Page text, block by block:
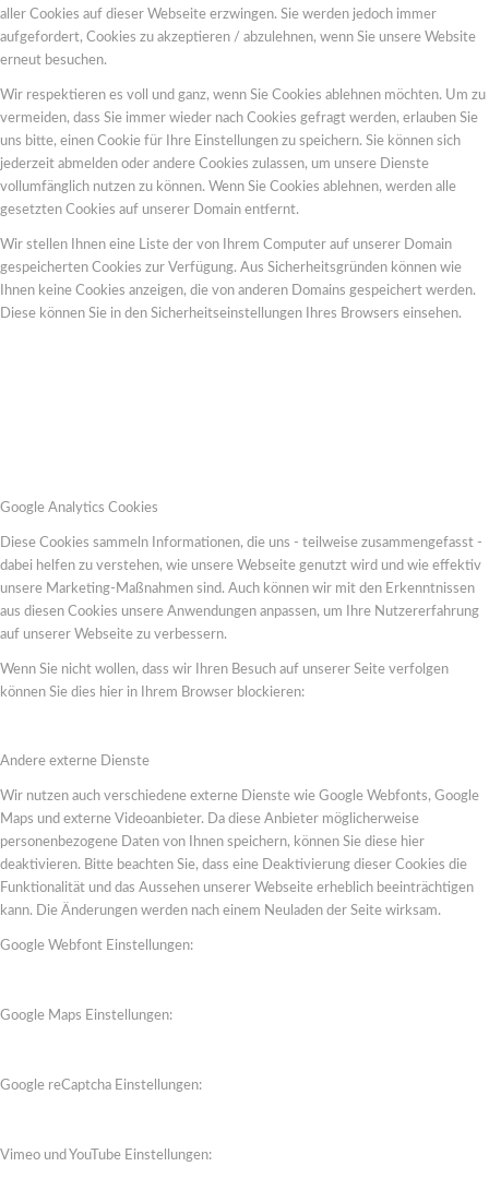
aller Cookies auf dieser Webseite erzwingen. Sie werden jedoch immer
aufgefordert, Cookies zu akzeptieren / abzulehnen, wenn Sie unsere Website
erneut besuchen.
Wir respektieren es voll und ganz, wenn Sie Cookies ablehnen möchten. Um zu
vermeiden, dass Sie immer wieder nach Cookies gefragt werden, erlauben Sie
uns bitte, einen Cookie für Ihre Einstellungen zu speichern. Sie können sich
jederzeit abmelden oder andere Cookies zulassen, um unsere Dienste
vollumfänglich nutzen zu können. Wenn Sie Cookies ablehnen, werden alle
gesetzten Cookies auf unserer Domain entfernt.
Wir stellen Ihnen eine Liste der von Ihrem Computer auf unserer Domain
gespeicherten Cookies zur Verfügung. Aus Sicherheitsgründen können wie
Ihnen keine Cookies anzeigen, die von anderen Domains gespeichert werden.
Diese können Sie in den Sicherheitseinstellungen Ihres Browsers einsehen.
Google Analytics Cookies
Diese Cookies sammeln Informationen, die uns - teilweise zusammengefasst -
dabei helfen zu verstehen, wie unsere Webseite genutzt wird und wie effektiv
unsere Marketing-Maßnahmen sind. Auch können wir mit den Erkenntnissen
aus diesen Cookies unsere Anwendungen anpassen, um Ihre Nutzererfahrung
auf unserer Webseite zu verbessern.
Wenn Sie nicht wollen, dass wir Ihren Besuch auf unserer Seite verfolgen
können Sie dies hier in Ihrem Browser blockieren:
Andere externe Dienste
Wir nutzen auch verschiedene externe Dienste wie Google Webfonts, Google
Maps und externe Videoanbieter. Da diese Anbieter möglicherweise
personenbezogene Daten von Ihnen speichern, können Sie diese hier
deaktivieren. Bitte beachten Sie, dass eine Deaktivierung dieser Cookies die
Funktionalität und das Aussehen unserer Webseite erheblich beeinträchtigen
kann. Die Änderungen werden nach einem Neuladen der Seite wirksam.
Google Webfont Einstellungen:
Google Maps Einstellungen:
Google reCaptcha Einstellungen:
Vimeo und YouTube Einstellungen: